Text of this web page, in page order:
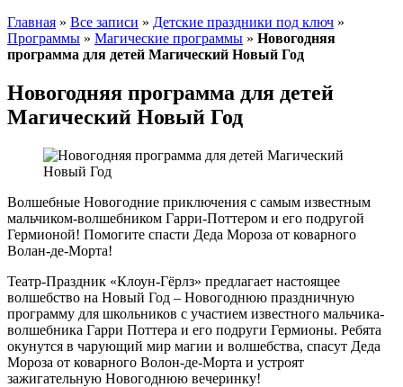
Главная » Все записи » Детские праздники под ключ »
Программы » Магические программы » Новогодняя
программа для детей Магический Новый Год
Новогодняя программа для детей
Магический Новый Год
Волшебные Новогодние приключения с самым известным
мальчиком-волшебником Гарри-Поттером и его подругой
Гермионой! Помогите спасти Деда Мороза от коварного
Волан-де-Морта!
Театр-Праздник «Клоун-Гёрлз» предлагает настоящее
волшебство на Новый Год – Новогоднюю праздничную
программу для школьников с участием известного мальчика-
волшебника Гарри Поттера и его подруги Гермионы. Ребята
окунутся в чарующий мир магии и волшебства, спасут Деда
Мороза от коварного Волон-де-Морта и устроят
зажигательную Новогоднюю вечеринку!